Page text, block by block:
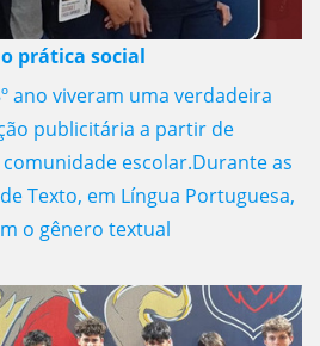
prática social
ano viveram uma verdadeira
publicitária a partir de
escolar.Durante as
Texto, em Língua Portuguesa,
o gênero textual